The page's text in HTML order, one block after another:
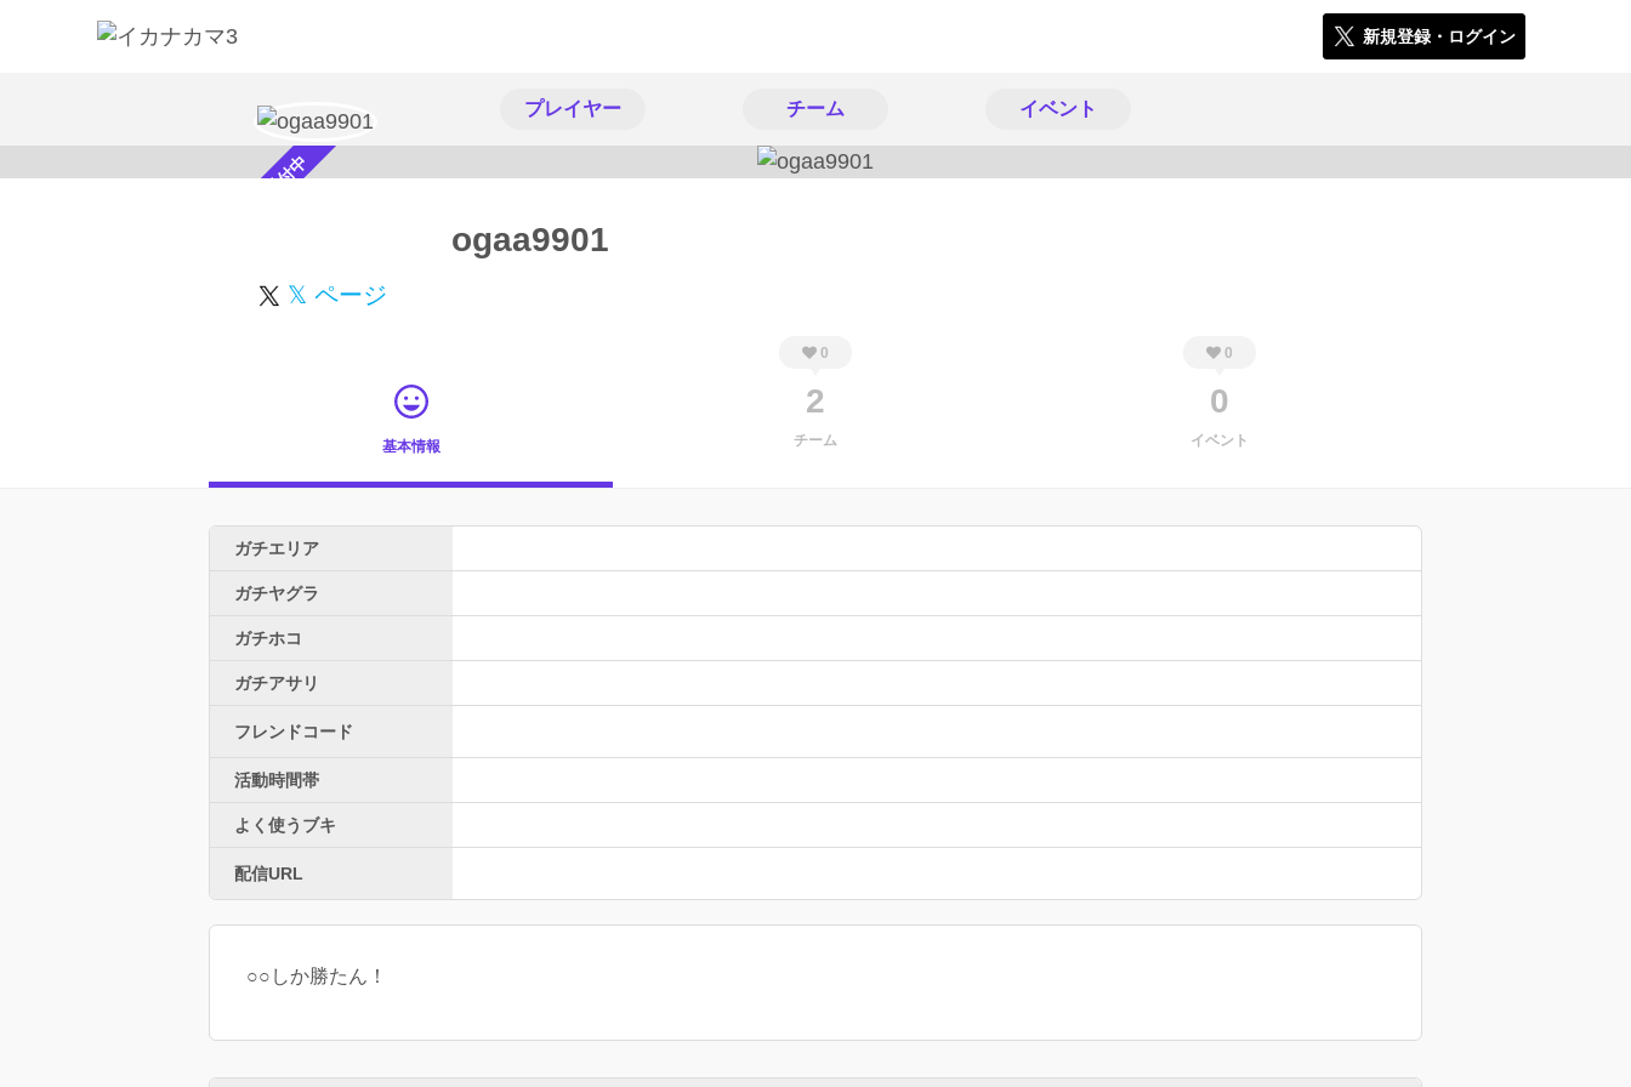
新規登録・ログイン
プレイヤー チーム イベント
スカウト受付中 ogaa9901
𝕏 ページ
基本情報
0
2
チーム
0
0
イベント
ガチエリア
ガチヤグラ
ガチホコ
ガチアサリ
フレンドコード
活動時間帯
よく使うブキ
配信URL
○○しか勝たん！